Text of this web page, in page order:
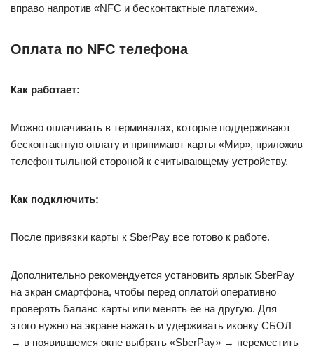
вправо напротив «NFC и бесконтактные платежи».
Оплата по NFC телефона
Как работает:
Можно оплачивать в терминалах, которые поддерживают
бесконтактную оплату и принимают карты «Мир», приложив
телефон тыльной стороной к считывающему устройству.
Как подключить:
После привязки карты к SberPay все готово к работе.
Дополнительно рекомендуется установить ярлык SberPay
на экран смартфона, чтобы перед оплатой оперативно
проверять баланс карты или менять ее на другую. Для
этого нужно на экране нажать и удерживать иконку СБОЛ
→ в появившемся окне выбрать «SberPay» → переместить